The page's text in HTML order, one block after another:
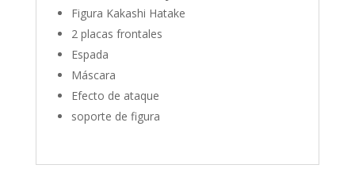
Figura Kakashi Hatake
2 placas frontales
Espada
Máscara
Efecto de ataque
soporte de figura